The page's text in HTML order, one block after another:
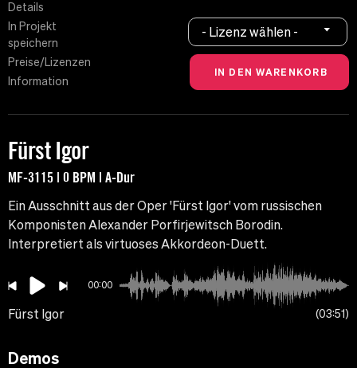
Details
In Projekt
speichern
Preise/Lizenzen
Information
- Lizenz wählen -
Fürst Igor
MF-3115 | 0 BPM | A-Dur
Ein Ausschnitt aus der Oper 'Fürst Igor' vom russischen
Komponisten Alexander Porfirjewitsch Borodin.
Interpretiert als virtuoses Akkordeon-Duett.
00:00
Fürst Igor 03:51
Demos